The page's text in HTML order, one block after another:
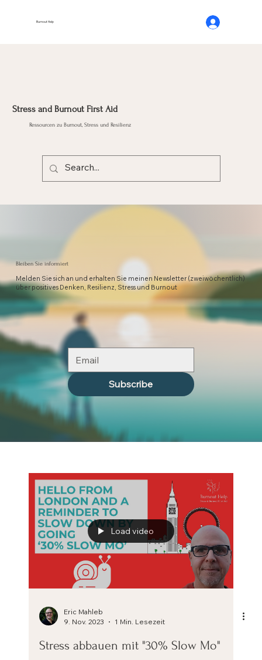
Burnout Help
Stress and Burnout First Aid
Ressourcen zu Burnout, Stress und Resilienz
Bleiben Sie informiert
Melden Sie sich an und erhalten Sie meinen Newsletter (zweiwöchentlich)
über positives Denken, Resilienz, Stress und Burnout
Subscribe
Load video
Eric Mahleb
9. Nov. 2023
1 Min. Lesezeit
Stress abbauen mit "30% Slow Mo"